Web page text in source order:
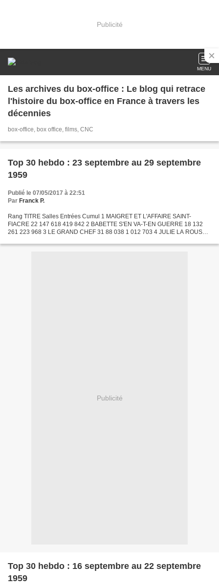
Publicité
MENU
Les archives du box-office : Le blog qui retrace
l'histoire du box-office en France à travers les
décennies
box-office, box office, films, CNC
Top 30 hebdo : 23 septembre au 29 septembre
1959
Publié le 07/05/2017 à 22:51
Par Franck P.
Rang TITRE Salles Entrées Cumul 1 MAIGRET ET L'AFFAIRE SAINT-
FIACRE 22 147 618 419 842 2 BABETTE S'EN VA-T-EN GUERRE 18 132
261 223 968 3 LE GRAND CHEF 31 88 038 1 012 703 4 JULIE LA ROUSSE
Publicité
Top 30 hebdo : 16 septembre au 22 septembre
1959